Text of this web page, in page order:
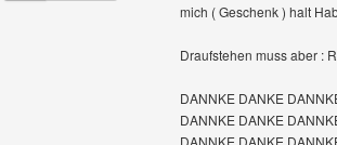
mich ( Geschenk ) halt
Draufstehen muss aber :
DANNKE DANKE
DANNKE DANKE
DANNKE DANKE